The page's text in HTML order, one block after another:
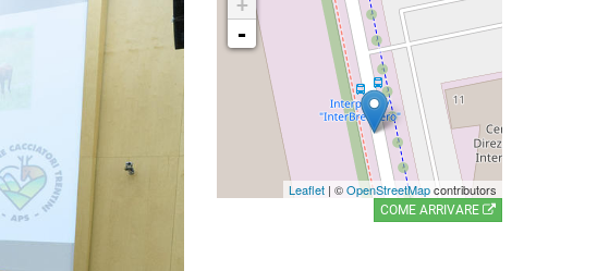
+
-
Leaflet | ©OpenStreetMapcontributors
COME ARRIVARE